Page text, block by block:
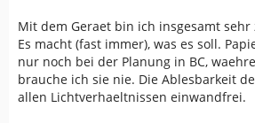
Mit dem Geraet bin ich insgesamt
Es macht (fast immer), was es soll.
nur noch bei der Planung in BC,
brauche ich sie nie. Die Ablesbarkeit
allen Lichtverhaeltnissen einwandfrei.